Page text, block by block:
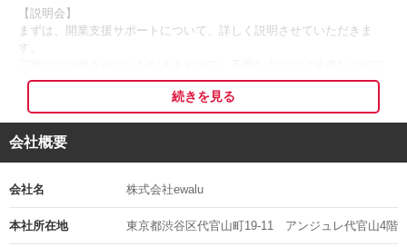
◆プライベートと仕事をもっと両立させたい
◆税金や保険のことなども全くわからない
◆経営ノウハウが無いので、一人で踏み出せない
そう考えている方へ・・・
開業支援サポートとは、
資金０円で自分のお店が持てます♪
独立開業に必要な機材は全て会社でご用意します！！
【説明会】
まずは、開業支援サポートについて、詳しく説明させていただきま
も聞いてください。
【面談・面接】
面談させていただき担当スタッフから詳しく説明致します。
その際にご希望の働き方、エリア、勤務体制を伺います。
【書類審査】
書類審査通過後に技術チェックのご案内となります。
続きを見る
会社概要
会社名 株式会社ewalu
本社所在地 東京都渋谷区代官山町19‐11 アンジュレ代官山4階